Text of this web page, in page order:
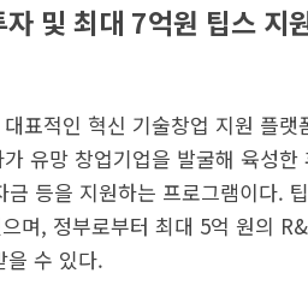
및 최대 7억원 팁스 지
표적인 혁신 기술창업 지원 플
유망 창업기업을 발굴해 육성
등을 지원하는 프로그램이다.
며, 정부로부터 최대 5억 원의
을 수 있다.